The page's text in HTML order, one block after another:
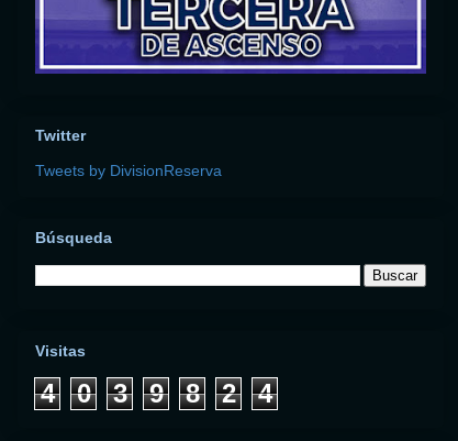
Twitter
Tweets by DivisionReserva
Búsqueda
Visitas
4 0 3 9 8 2 4